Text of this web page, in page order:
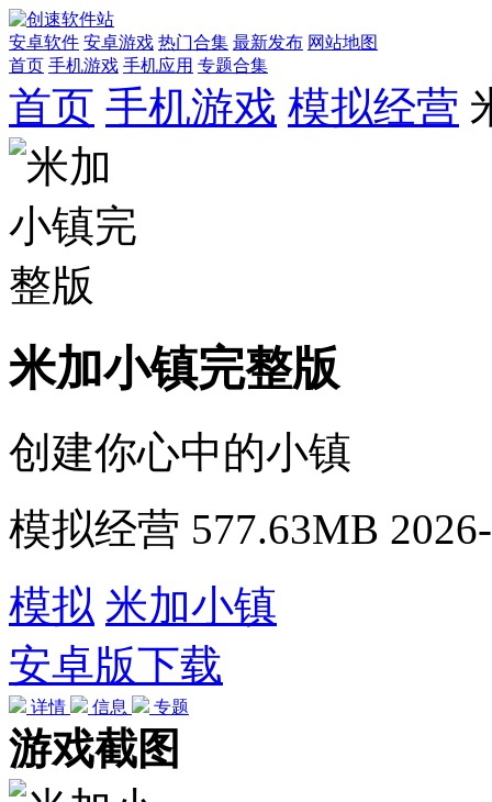
安卓软件 安卓游戏 热门合集 最新发布 网站地图
首页 手机游戏 手机应用 专题合集
首页 手机游戏 模拟经营
米加小镇完整版
创建你心中的小镇
模拟经营 577.63MB
模拟 米加小镇
安卓版下载
详情 信息 专题
游戏截图